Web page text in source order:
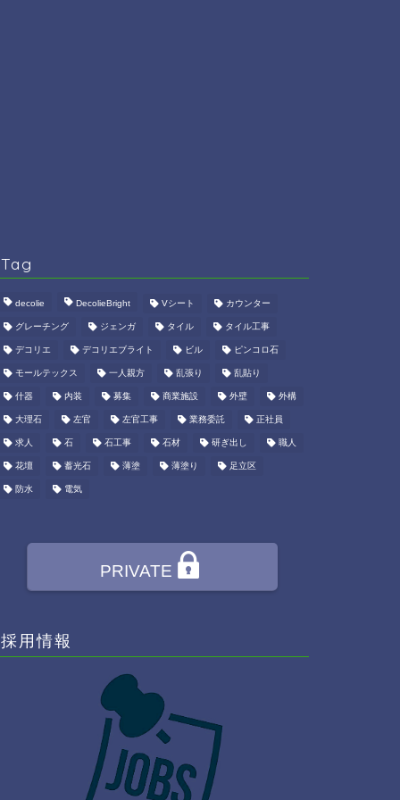
Tag
decolie DecolieBright Vシート カウンター
グレーチング ジェンガ タイル タイル工事
デコリエ デコリエブライト ビル ピンコロ石
モールテックス 一人親方 乱張り 乱貼り
什器 内装 募集 商業施設 外壁 外構
大理石 左官 左官工事 業務委託 正社員
求人 石 石工事 石材 研ぎ出し 職人
花壇 蓄光石 薄塗 薄塗り 足立区
防水 電気
PRIVATE
採用情報